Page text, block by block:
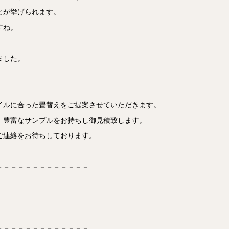
挙げられます。
。
た。
に合った畳替えをご提案させていただきます。
富なサンプルをお持ちし御見積致します。
絡をお待ちしております。
－－－－－－－－－－－